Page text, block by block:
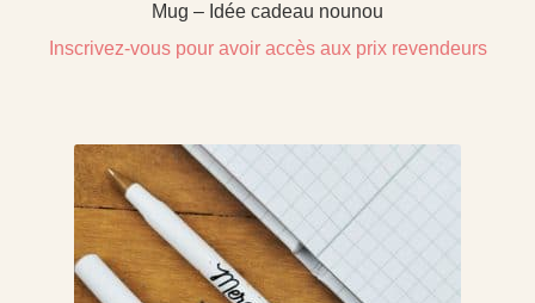
Mug – Idée cadeau nounou
Inscrivez-vous pour avoir accès aux prix revendeurs